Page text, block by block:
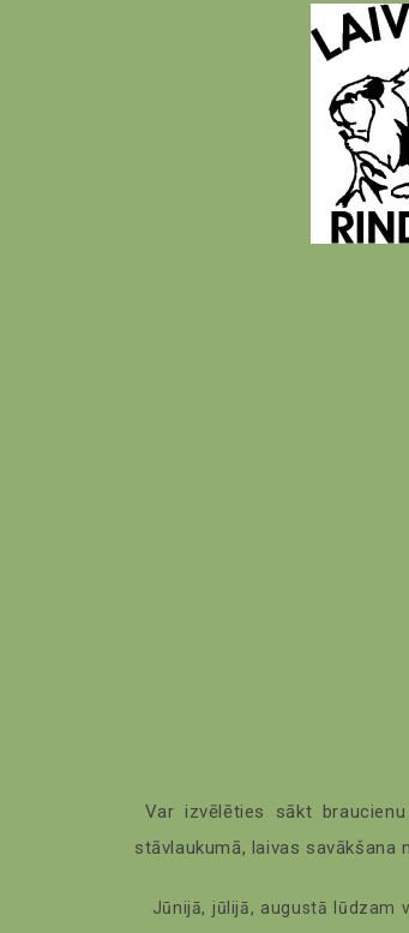
Var izvēlēties sākt
stāvlaukumā, laivas
Jūnijā, jūlijā, augustā lūdzam